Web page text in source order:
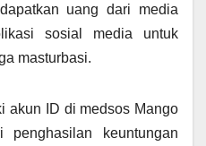
uang dari media
sosial media untuk
masturbasi.
akun ID di medsos Mango
keuntungan